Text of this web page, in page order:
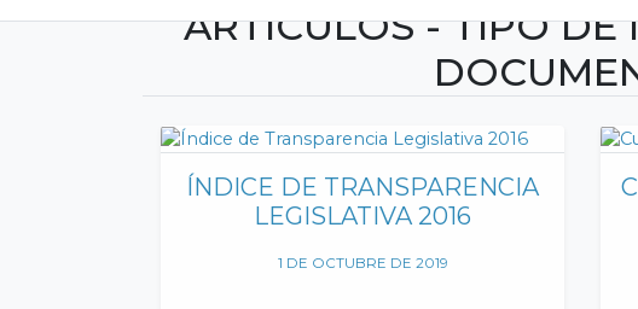
ARTÍCULOS - TIPO DE
ÍNDICE DE TRANSPARENCIA
LEGISLATIVA 2016
1 DE OCTUBRE DE 2019